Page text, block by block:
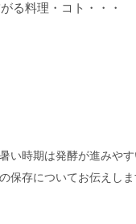
る料理・コト・・・
暑い時期は発酵が進みや
の保存についてお伝えしま